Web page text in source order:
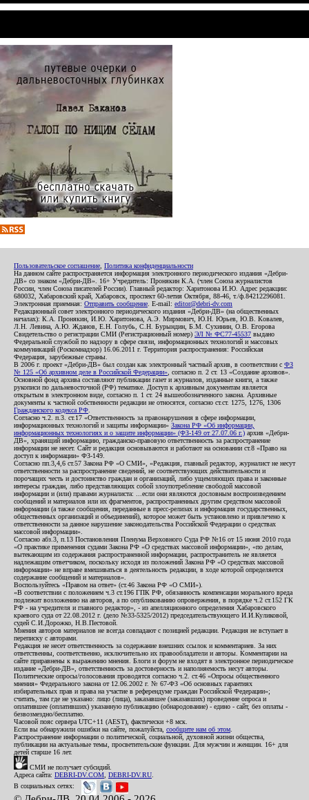
Пользовательское соглашение Политика конфиденциальности
На данном сайте распространяется информация электронного периодического издания «Дебри-
ДВ» со знаком «Дебри-ДВ». 16+ Учредитель: Пронякин К.А. (член Союза журналистов
России, член Союза писателей России). Главный редактор: Харитонова И.Ю. Адрес редакции:
680032, Хабаровский край, Хабаровск, проспект 60-летия Октября, 88-46, т./ф.84212296081.
Электронная приемная: Отправить сообщение . E-mail: editor@debri-dv.com
Редакционный совет электронного периодического издания «Дебри-ДВ» (на общественных
началах): К.А. Пронякин, И.Ю. Харитонова, А.Э. Мирмович, Ю.Н. Юрьев, Ю.В. Ковалев,
Л.Н. Левина, А.Ю. Жданов, Е.Н. Голубь, С.Н. Бурындин, Б.М. Сухинин, О.В. Егорова
Свидетельство о регистрации СМИ (Регистрационный номер) ЭЛ № ФС77-45537 выдано
Федеральной службой по надзору в сфере связи, информационных технологий и массовых
коммуникаций (Роскомнадзор) 16.06.2011 г. Территория распространения: Российская
Федерация, зарубежные страны.
В 2006 г. проект «Дебри-ДВ» был создан как электронный частный архив, в соответствии с ФЗ
№ 125 «Об архивном деле в Российской Федерации» , согласно п. 2 ст. 13 «Создание архивов».
Основной фонд архива составляют публикации газет и журналов, изданные книги, а также
рукописи по дальневосточной (РФ) тематике. Доступ к архивным документам является
открытым в электронном виде, согласно п. 1 ст. 24 вышеобозначенного закона. Архивные
документы к частной собственности редакции не относятся, согласно ст.ст. 1275, 1276, 1306
Гражданского кодекса РФ
Согласно ч.2. п.3. ст.17 «Ответственность за правонарушения в сфере информации,
информационных технологий и защиты информации» Закона РФ «Об информации,
информационных технологиях и о защите информации» (ФЗ-149 от 27.07.06 г.) архив «Дебри-
ДВ», хранящий информацию, гражданско-правовую ответственность за распространение
информации не несет. Сайт и редакция основываются и работают на основании ст.8 «Право на
доступ к информации» ФЗ-149.
Согласно пп.3,4,6 ст.57 Закона РФ «О СМИ», «Редакция, главный редактор, журналист не несут
ответственности за распространение сведений, не соответствующих действительности и
порочащих честь и достоинство граждан и организаций, либо ущемляющих права и законные
интересы граждан, либо представляющих собой злоупотребление свободой массовой
информации и (или) правами журналиста: ...если они являются дословным воспроизведением
сообщений и материалов или их фрагментов, распространенных другим средством массовой
информации (а также сообщения, переданные в пресс-релизах и информация государственных,
общественных организаций и объединений), которое может быть установлено и привлечено к
ответственности за данное нарушение законодательства Российской Федерации о средствах
массовой информации».
Согласно абз.3, п.13 Постановления Пленума Верховного Суда РФ №16 от 15 июня 2010 года
«О практике применения судами Закона РФ «О средствах массовой информации», «по делам,
вытекающим из содержания распространенной информации, распространитель не является
надлежащим ответчиком, поскольку исходя из положений Закона РФ «О средствах массовой
информации» не вправе вмешиваться в деятельность редакции, в ходе которой определяется
содержание сообщений и материалов».
Воспользуйтесь «Правом на ответ» (ст.46 Закона РФ «О СМИ»).
«В соответствии с положением ч.3 ст.196 ГПК РФ, обязанность компенсации морального вреда
подлежит возложению на авторов, а по опубликованию опровержения, в порядке ч.2 ст.152 ГК
РФ - на учредителя и главного редактор», - из апелляционного определения Хабаровского
краевого суда от 22.08.2012 г. (дело №33-5325/2012) председательствующего И.И.Куликовой,
судей С.И.Дорожко, Н.В.Пестовой.
Мнения авторов материалов не всегда совпадают с позицией редакции. Редакция не вступает в
переписку с авторами.
Редакция не несет ответственность за содержание внешних ссылок и комментариев. За них
ответственны, соответственно, исключительно их правообладатели и авторы. Комментарии на
сайте приравнены к выражению мнения. Блоги и форум не входят в электронное периодическое
издание «Дебри-ДВ», ответственность за достоверность и наполняемость несут авторы.
Политические опросы/голосования проводятся согласно ч.2. ст.46 «Опросы общественного
мнения» Федерального закона от 12.06.2002 г. № 67-ФЗ «Об основных гарантиях
избирательных прав и права на участие в референдуме граждан Российской Федерации»;
считать, там где не указано: лицо (лица), заказавшее (заказавших) проведение опроса и
оплатившее (оплативших) указанную публикацию (обнародование) - едино - сайт, без оплаты -
безвозмездно/бесплатно.
Часовой пояс сервера UTC+11 (AEST), фактически +8 мск.
Если вы обнаружили ошибки на сайте, пожалуйста, сообщите нам об этом
Распространение информации о политической, социальной, духовной жизни общества,
публикации на актуальные темы, просветительские функции. Для мужчин и женщин. 16+ для
детей старше 16 лет.
СМИ не получает субсидий.
Адреса сайта: DEBRI-DV.COM DEBRI-DV.RU
В социальных сетях: